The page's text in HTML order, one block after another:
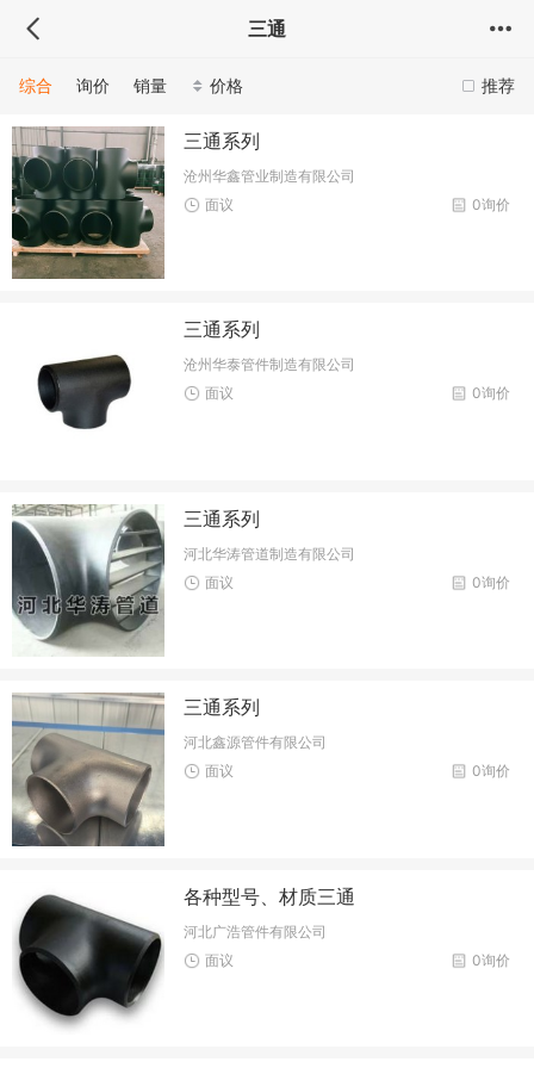
三通
推荐
综合 询价 销量 价格
三通系列
沧州华鑫管业制造有限公司
0询价
面议
三通系列
沧州华泰管件制造有限公司
0询价
面议
三通系列
河北华涛管道制造有限公司
0询价
面议
三通系列
河北鑫源管件有限公司
0询价
面议
各种型号、材质三通
河北广浩管件有限公司
0询价
面议